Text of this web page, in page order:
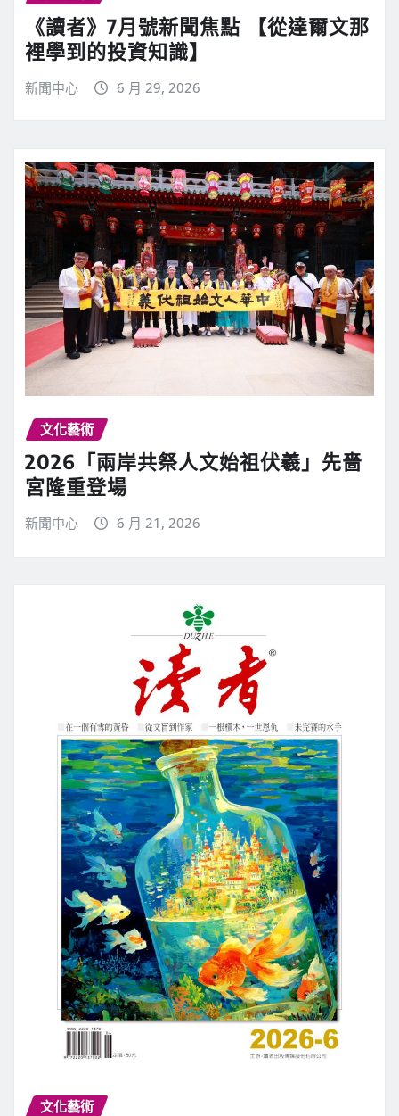
《讀者》7月號新聞焦點 【從達爾文那
裡學到的投資知識】
新聞中心 6 月 29, 2026
文化藝術
2026「兩岸共祭人文始祖伏羲」先嗇
宮隆重登場
新聞中心 6 月 21, 2026
文化藝術